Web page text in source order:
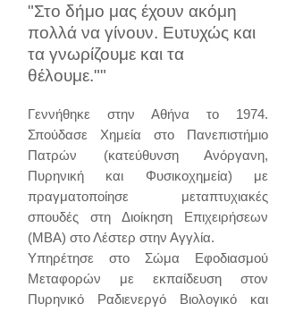
"Στο δήμο μας έχουν ακόμη
πολλά να γίνουν. Ευτυχώς και
τα γνωρίζουμε και τα
θέλουμε.""
Γεννήθηκε στην Αθήνα το 1974.
Σπούδασε Χημεία στο Πανεπιστήμιο
Πατρών (κατεύθυνση Ανόργανη,
Πυρηνική και Φυσικοχημεία) με
πραγματοποίησε μεταπτυχιακές
σπουδές στη Διοίκηση Επιχειρήσεων
(ΜΒΑ) στο Λέστερ στην Αγγλία.
Υπηρέτησε στο Σώμα Εφοδιασμού
Μεταφορών με εκπαίδευση στον
Πυρηνικό Ραδιενεργό Βιολογικό και